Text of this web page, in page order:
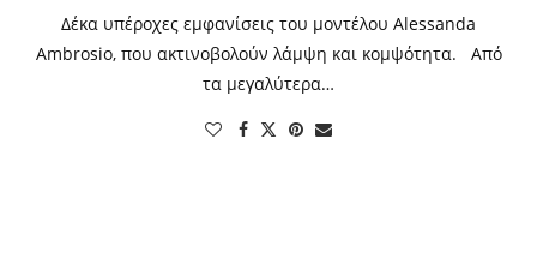
Δέκα υπέροχες εμφανίσεις του μοντέλου Alessanda
Ambrosio, που ακτινοβολούν λάμψη και κομψότητα. Από
τα μεγαλύτερα…